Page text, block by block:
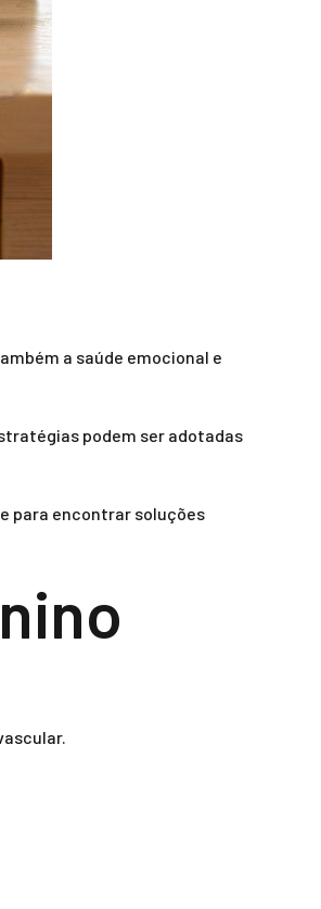
a saúde emocional e
podem ser adotadas
para encontrar soluções